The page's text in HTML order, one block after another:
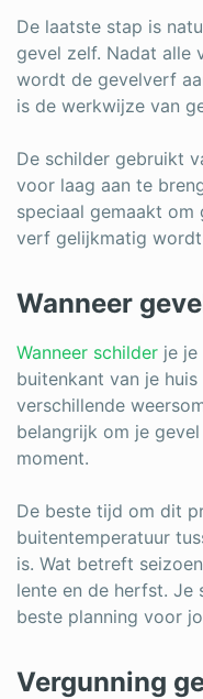
De laatste stap is
gevel zelf. Nadat alle
wordt de gevelverf
is de werkwijze van
De schilder gebruikt
voor laag aan te
speciaal gemaakt
verf gelijkmatig
Wanneer
Wanneer schilder je je
buitenkant van je
verschillende
belangrijk om je
moment.
De beste tijd om dit
buitentemperatuur
is. Wat betreft
lente en de herfst. Je
beste planning voor
Vergunning